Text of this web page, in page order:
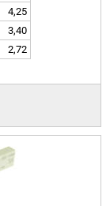
4,25
3,40
2,72